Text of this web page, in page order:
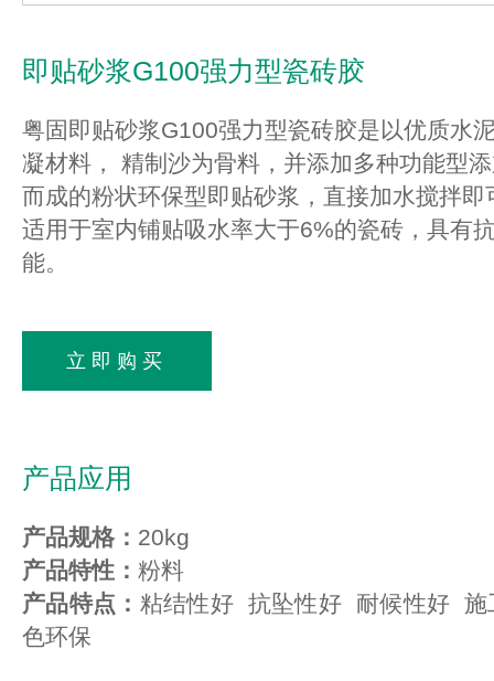
即贴砂浆G100强力型瓷砖胶
粤固即贴砂浆G100强力型瓷砖胶是以优质水
凝材料， 精制沙为骨料，并添加多种功能型
而成的粉状环保型即贴砂浆，直接加水搅拌即
适用于室内铺贴吸水率大于6%的瓷砖，具有
能。
立即购买
产品应用
产品规格： 20kg
产品特性： 粉料
产品特点： 粘结性好 抗坠性好 耐候性好
色环保